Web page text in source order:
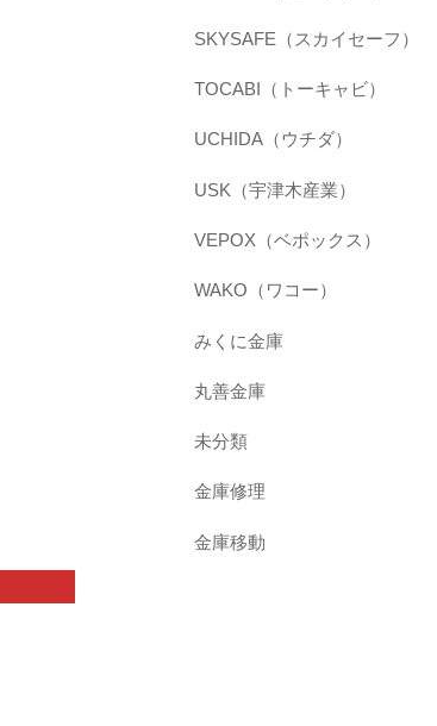
SKYSAFE（スカイセーフ）
TOCABI（トーキャビ）
UCHIDA（ウチダ）
USK（宇津木産業）
VEPOX（ベポックス）
WAKO（ワコー）
みくに金庫
丸善金庫
未分類
金庫修理
金庫移動